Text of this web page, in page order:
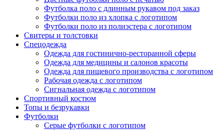
Футболка поло с длинным рукавом под заказ
Футболки поло из хлопка с логотипом
Футболки поло из полиэстера с логотипом
Свитеры и толстовки
Спецодежда
Одежда для гостинично-ресторанной сферы
Одежда для медицины и салонов красоты
Одежда для пищевого производства с логотипом
Рабочая одежда с логотипом
Сигнальная одежда с логотипом
Спортивный костюм
Топы и безрукавки
Футболки
Серые футболки с логотипом